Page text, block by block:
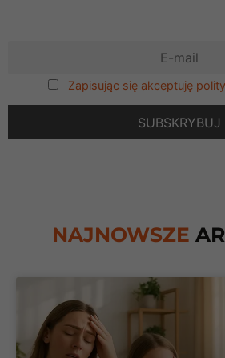
Zapisując się akceptuję
NAJNOWSZE